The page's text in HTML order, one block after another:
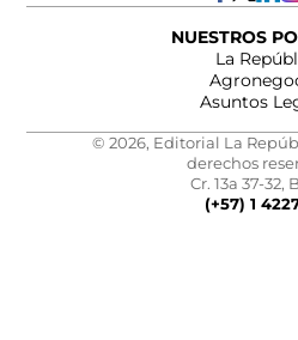
NUESTROS
La
Asuntos
© 2026, Editorial La
derechos
Cr. 13a 37-32,
(+57) 1